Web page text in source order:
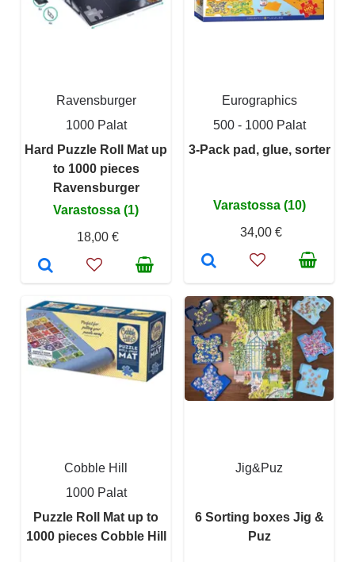
Ravensburger
1000 Palat
Hard Puzzle Roll Mat up
to 1000 pieces
Ravensburger
Varastossa (1)
18,00 €
Eurographics
500 - 1000 Palat
3-Pack pad, glue, sorter
Varastossa (10)
34,00 €
Cobble Hill
1000 Palat
Puzzle Roll Mat up to
1000 pieces Cobble Hill
Jig&Puz
6 Sorting boxes Jig &
Puz